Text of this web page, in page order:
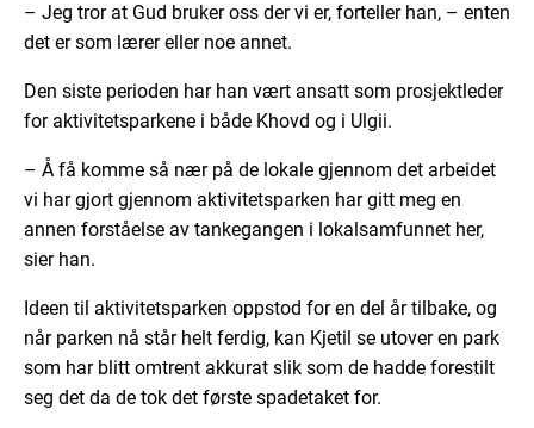
– Jeg tror at Gud bruker oss der vi er, forteller han, – enten
det er som lærer eller noe annet.
Den siste perioden har han vært ansatt som prosjektleder
for aktivitetsparkene i både Khovd og i Ulgii.
– Å få komme så nær på de lokale gjennom det arbeidet
vi har gjort gjennom aktivitetsparken har gitt meg en
annen forståelse av tankegangen i lokalsamfunnet her,
sier han.
Ideen til aktivitetsparken oppstod for en del år tilbake, og
når parken nå står helt ferdig, kan Kjetil se utover en park
som har blitt omtrent akkurat slik som de hadde forestilt
seg det da de tok det første spadetaket for.